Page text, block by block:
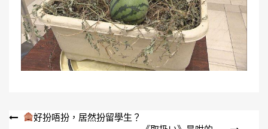
文
好扮唔扮，居然扮留學生？